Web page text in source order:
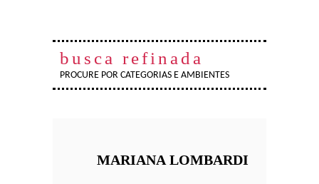
busca refinada
PROCURE POR CATEGORIAS E AMBIENTES
MARIANA LOMBARDI